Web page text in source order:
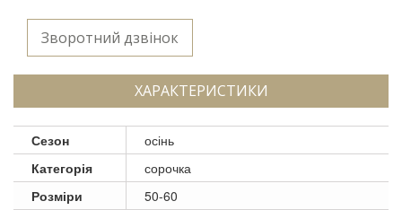
Зворотний дзвінок
ХАРАКТЕРИСТИКИ
Сезон
осінь
Категорія
сорочка
Розміри
50-60